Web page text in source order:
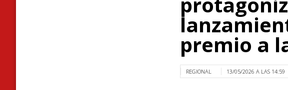
premio a
REGIONAL 13/05/2026 A LAS 14:59